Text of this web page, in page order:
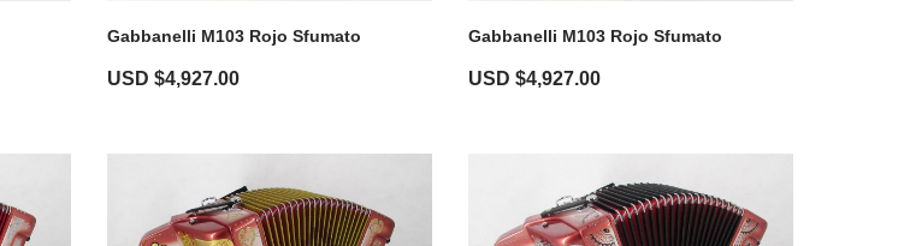
Gabbanelli M103 Rojo Sfumato
USD $4,927.00
Gabbanelli M103 Rojo Sfumato
USD $4,927.00